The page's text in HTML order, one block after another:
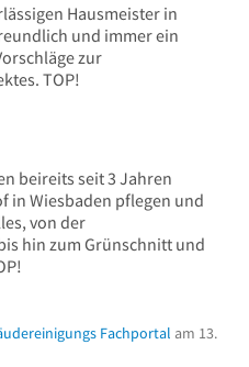
Hausmeister in
und immer ein
zur
TOP!
beireits seit 3 Jahren
in Wiesbaden pflegen und
von der
hin zum Grünschnitt und
Fachportal am 13.